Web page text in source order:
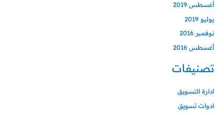
أغسطس 2019
يوليو 2019
نوفمبر 2016
أغسطس 2016
تصنيفات
ادارة التسويق
ادوات تسويق